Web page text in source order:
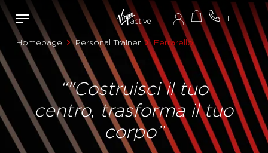
Homepage Personal Trainer Ferrarello
“"Costruisci il tuo
centro, trasforma il tuo
corpo”